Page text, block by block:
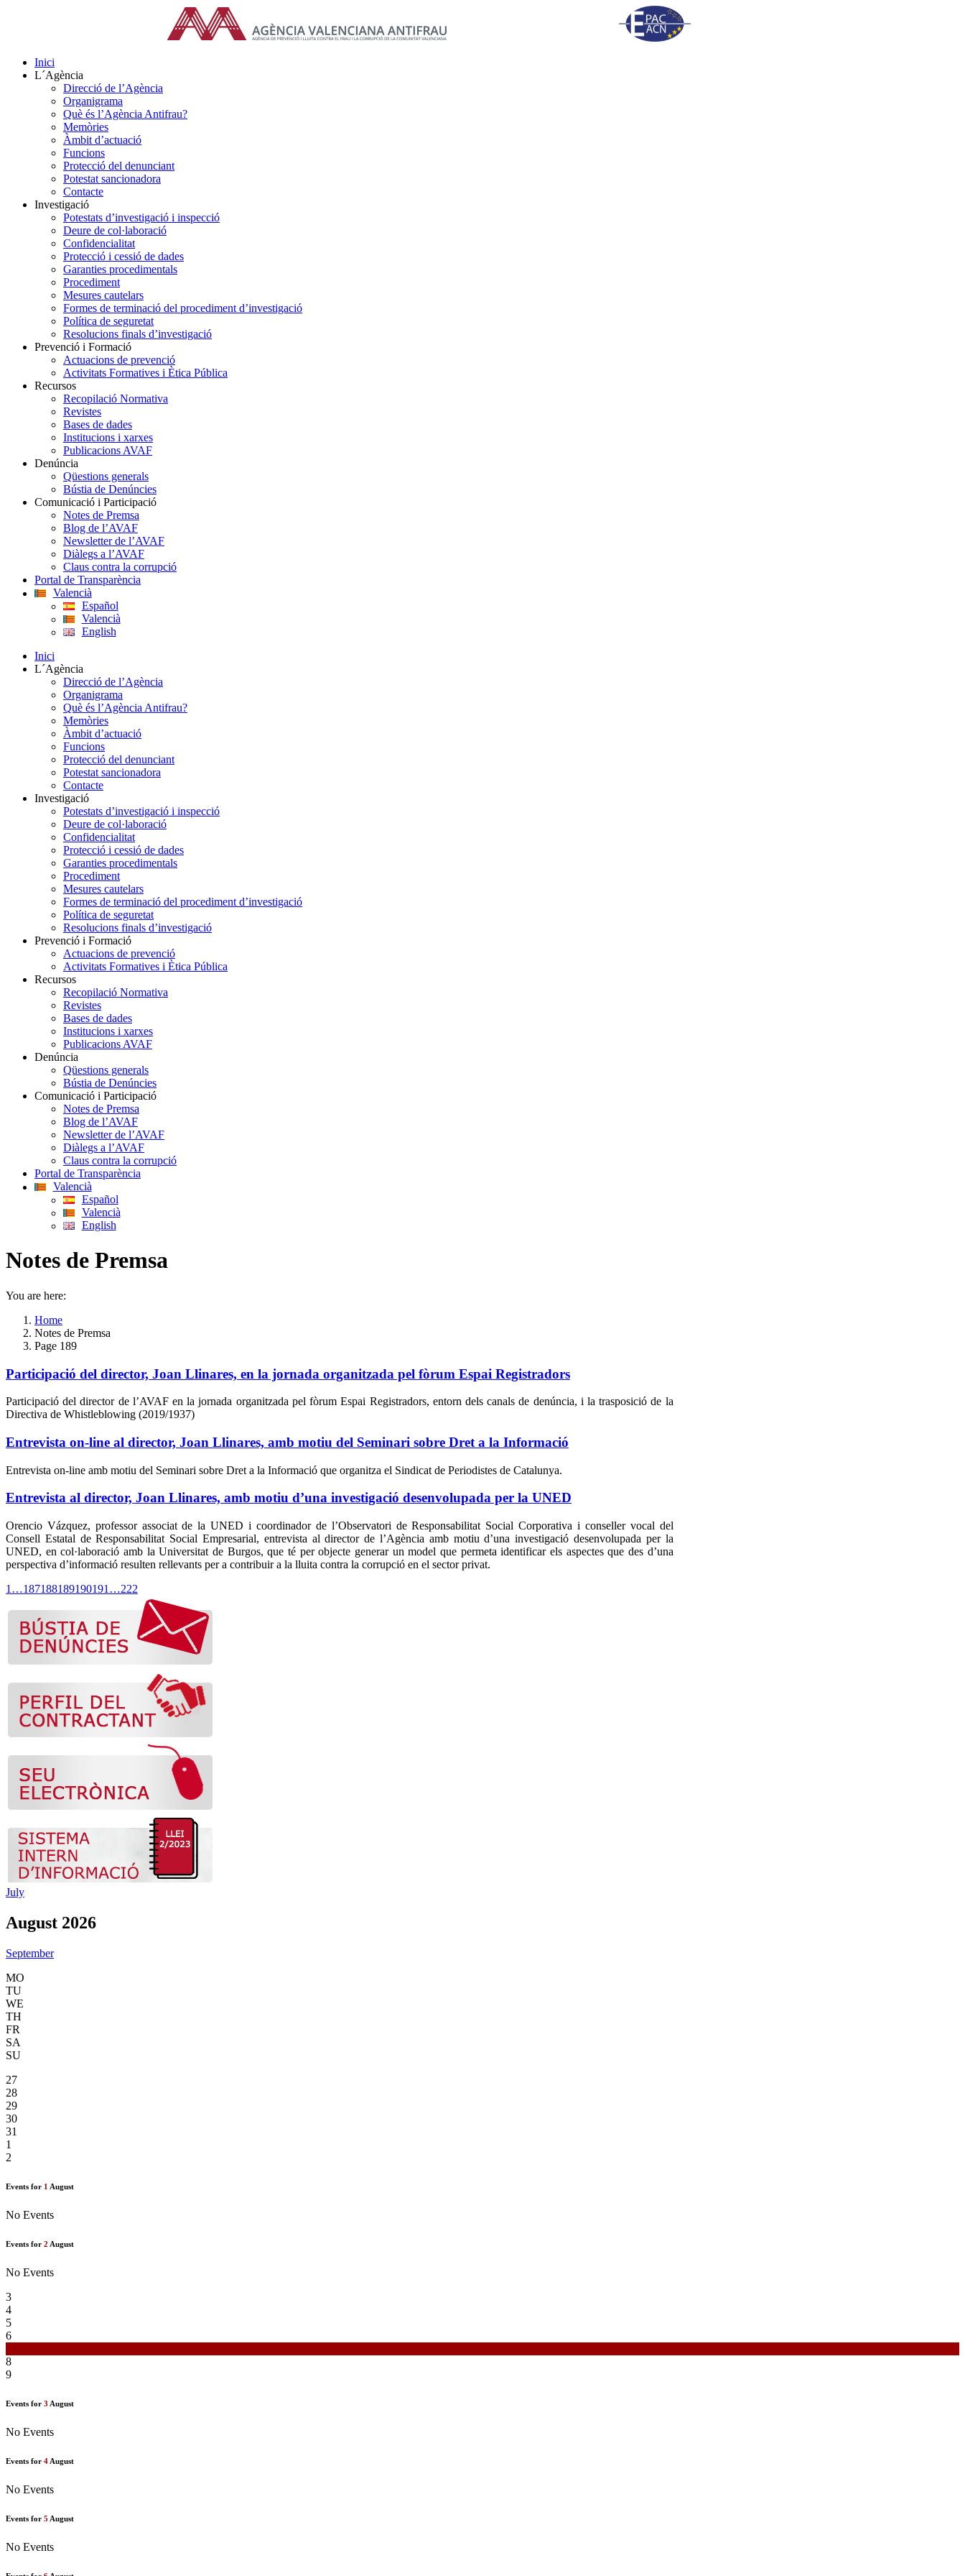
Inici
L´Agència
Direcció de l’Agència
Organigrama
Què és l’Agència Antifrau?
Memòries
Àmbit d’actuació
Funcions
Protecció del denunciant
Potestat sancionadora
Contacte
Investigació
Potestats d’investigació i inspecció
Deure de col·laboració
Confidencialitat
Protecció i cessió de dades
Garanties procedimentals
Procediment
Mesures cautelars
Formes de terminació del procediment d’investigació
Política de seguretat
Resolucions finals d’investigació
Prevenció i Formació
Actuacions de prevenció
Activitats Formatives i Ètica Pública
Recursos
Recopilació Normativa
Revistes
Bases de dades
Institucions i xarxes
Publicacions AVAF
Denúncia
Qüestions generals
Bústia de Denúncies
Comunicació i Participació
Notes de Premsa
Blog de l’AVAF
Newsletter de l’AVAF
Diàlegs a l’AVAF
Claus contra la corrupció
Portal de Transparència
Valencià
Español
Valencià
English
Inici
L´Agència
Direcció de l’Agència
Organigrama
Què és l’Agència Antifrau?
Memòries
Àmbit d’actuació
Funcions
Protecció del denunciant
Potestat sancionadora
Contacte
Investigació
Potestats d’investigació i inspecció
Deure de col·laboració
Confidencialitat
Protecció i cessió de dades
Garanties procedimentals
Procediment
Mesures cautelars
Formes de terminació del procediment d’investigació
Política de seguretat
Resolucions finals d’investigació
Prevenció i Formació
Actuacions de prevenció
Activitats Formatives i Ètica Pública
Recursos
Recopilació Normativa
Revistes
Bases de dades
Institucions i xarxes
Publicacions AVAF
Denúncia
Qüestions generals
Bústia de Denúncies
Comunicació i Participació
Notes de Premsa
Blog de l’AVAF
Newsletter de l’AVAF
Diàlegs a l’AVAF
Claus contra la corrupció
Portal de Transparència
Valencià
Español
Valencià
English
Notes de Premsa
You are here:
Home
Notes de Premsa
Page 189
Participació del director, Joan Llinares, en la jornada organitzada pel fòrum Espai Registradors
Participació del director de l’AVAF en la jornada organitzada pel fòrum Espai Registradors, entorn dels canals de denúncia, i la trasposició de la
Directiva de Whistleblowing (2019/1937)
Entrevista on-line al director, Joan Llinares, amb motiu del Seminari sobre Dret a la Informació
Entrevista on-line amb motiu del Seminari sobre Dret a la Informació que organitza el Sindicat de Periodistes de Catalunya.
Entrevista al director, Joan Llinares, amb motiu d’una investigació desenvolupada per la UNED
Orencio Vázquez, professor associat de la UNED i coordinador de l’Observatori de Responsabilitat Social Corporativa i conseller vocal del
Consell Estatal de Responsabilitat Social Empresarial, entrevista al director de l’Agència amb motiu d’una investigació desenvolupada per la
UNED, en col·laboració amb la Universitat de Burgos, que té per objecte generar un model que permeta identificar els aspectes que des d’una
perspectiva d’informació resulten rellevants per a contribuir a la lluita contra la corrupció en el sector privat.
1 …187188189190191 …222
July
August 2026
September
MO
TU
WE
TH
FR
SA
SU
27
28
29
30
31
1
2
Events for 1 August
No Events
Events for 2 August
No Events
3
4
5
6
8
9
Events for 3 August
No Events
Events for 4 August
No Events
Events for 5 August
No Events